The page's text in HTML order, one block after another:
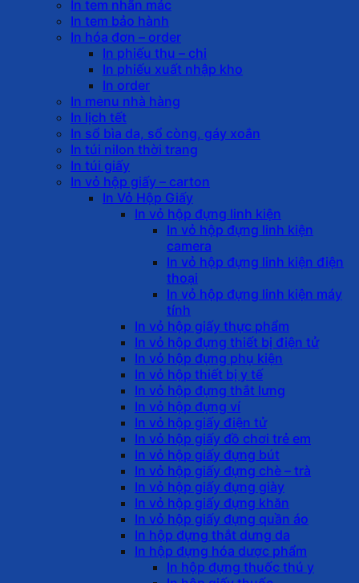
In tem nhãn mác
In tem bảo hành
In hóa đơn – order
In phiếu thu – chi
In phiếu xuất nhập kho
In order
In menu nhà hàng
In lịch tết
In sổ bìa da, sổ còng, gáy xoắn
In túi nilon thời trang
In túi giấy
In vỏ hộp giấy – carton
In Vỏ Hộp Giấy
In vỏ hộp đựng linh kiện
In vỏ hộp đựng linh kiện
camera
In vỏ hộp đựng linh kiện điện
thoại
In vỏ hộp đựng linh kiện máy
tính
In vỏ hộp giấy thực phẩm
In vỏ hộp đựng thiết bị điện tử
In vỏ hộp đựng phụ kiện
In vỏ hộp thiết bị y tế
In vỏ hộp đựng thắt lưng
In vỏ hộp đựng ví
In vỏ hộp giấy điện tử
In vỏ hộp giấy đồ chơi trẻ em
In vỏ hộp giấy đựng bút
In vỏ hộp giấy đựng chè – trà
In vỏ hộp giấy đựng giày
In vỏ hộp giấy đựng khăn
In vỏ hộp giấy đựng quần áo
In hộp đựng thắt dưng da
In hộp đựng hóa dược phẩm
In hộp đựng thuốc thú y